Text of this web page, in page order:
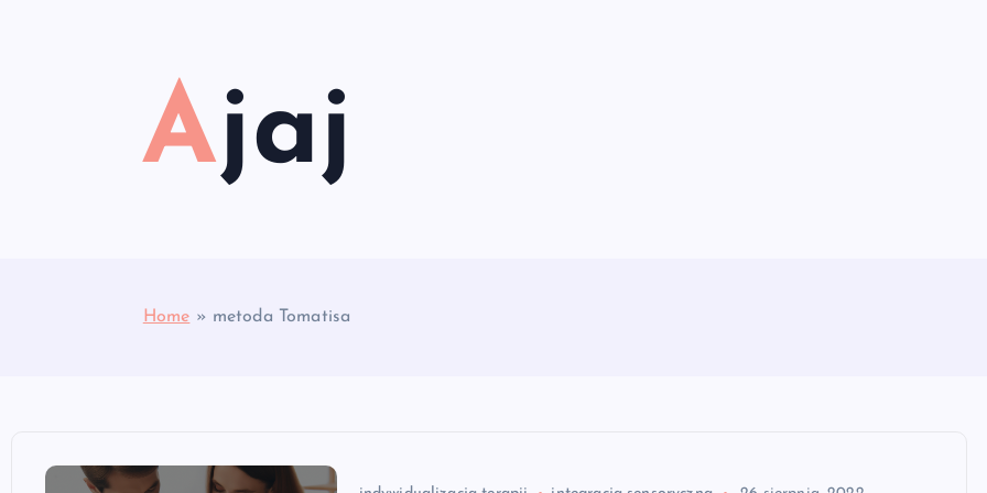
Ajaj
Home » metoda Tomatisa